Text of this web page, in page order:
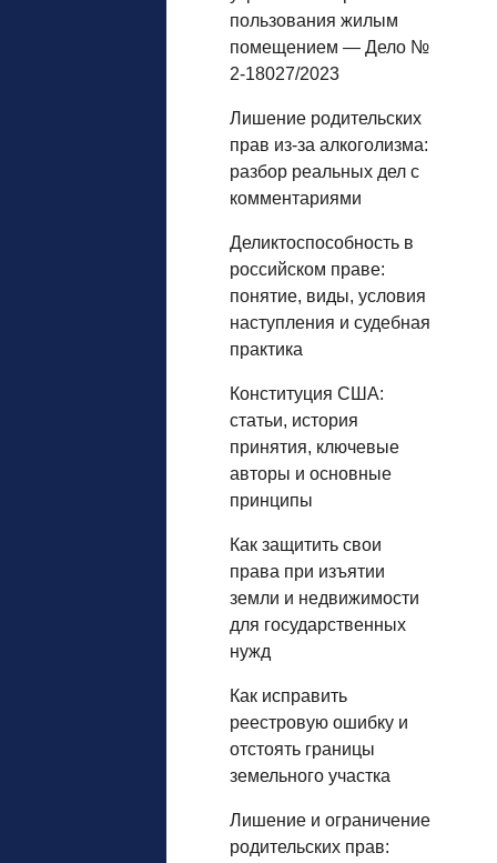
пользования жилым
помещением — Дело №
2-18027/2023
Лишение родительских
прав из‑за алкоголизма:
разбор реальных дел с
комментариями
Деликтоспособность в
российском праве:
понятие, виды, условия
наступления и судебная
практика
Конституция США:
статьи, история
принятия, ключевые
авторы и основные
принципы
Как защитить свои
права при изъятии
земли и недвижимости
для государственных
нужд
Как исправить
реестровую ошибку и
отстоять границы
земельного участка
Лишение и ограничение
родительских прав: